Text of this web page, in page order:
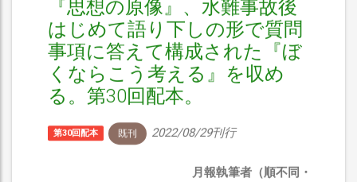
『思想の原像』、水難事故後
はじめて語り下しの形で質問
事項に答えて構成された『ぼ
くならこう考える』を収め
る。第30回配本。
第30回配本 既刊 2022/08/29刊行
月報執筆者（順不同・